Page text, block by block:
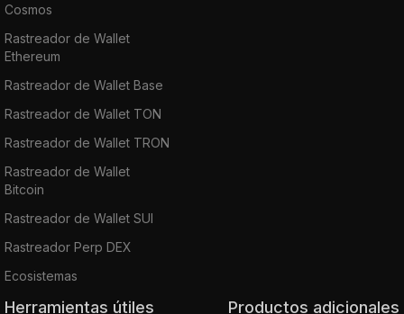
Cosmos
Rastreador de Wallet
Ethereum
Rastreador de Wallet Base
Rastreador de Wallet TON
Rastreador de Wallet TRON
Rastreador de Wallet
Bitcoin
Rastreador de Wallet SUI
Rastreador Perp DEX
Ecosistemas
Herramientas útiles Productos adicionales